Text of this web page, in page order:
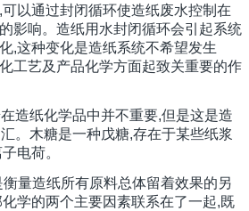
以通过封闭循环使造纸废水控制在
影响。造纸用水封闭循环会引起系统
,这种变化是造纸系统不希望发生
工艺及产品化学方面起致关重要的作
造纸化学品中并不重要,但是这是造
。木糖是一种戊糖,存在于某些纸浆
电荷。
量造纸所有原料总体留着效果的另
学的两个主要因素联系在了一起,既